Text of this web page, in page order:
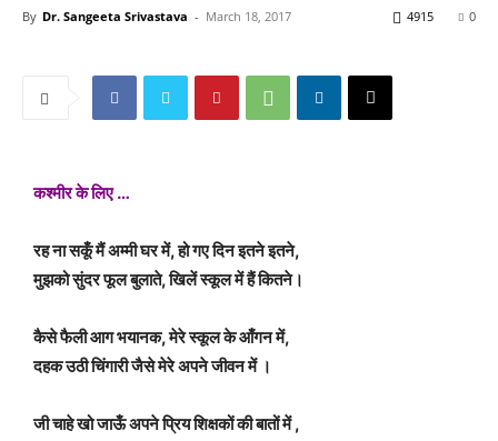
By Dr. Sangeeta Srivastava - March 18, 2017 0
4915
कश्मीर के लिए …
रह ना सकूँ मैं अम्मी घर में, हो गए दिन इतने इतने,
मुझको सुंदर फूल बुलाते, खिलें स्कूल में हैं कितने।
कैसे फैली आग भयानक, मेरे स्कूल के आँगन में,
दहक उठी चिंगारी जैसे मेरे अपने जीवन में ।
जी चाहे खो जाऊँ अपने प्रिय शिक्षकों की बातों में ,